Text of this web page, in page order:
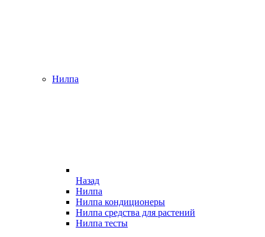
Нилпа
Назад
Нилпа
Нилпа кондиционеры
Нилпа средства для растений
Нилпа тесты